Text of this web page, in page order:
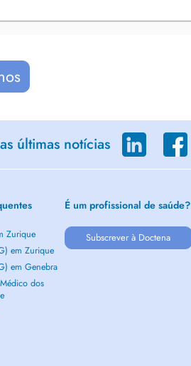
últimas notícias
Zurique
em Zurique
em Genebra
dos
É um profissional de saúde?
Subscrever à Doctena